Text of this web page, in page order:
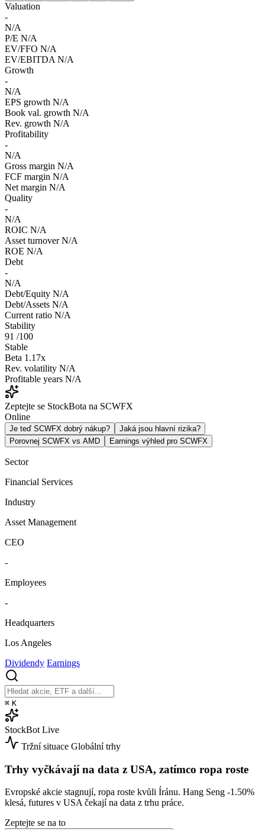
Valuation
-
N/A
P/E N/A
EV/FFO N/A
EV/EBITDA N/A
Growth
-
N/A
EPS growth N/A
Book val. growth N/A
Rev. growth N/A
Profitability
-
N/A
Gross margin N/A
FCF margin N/A
Net margin N/A
Quality
-
N/A
ROIC N/A
Asset turnover N/A
ROE N/A
Debt
-
N/A
Debt/Equity N/A
Debt/Assets N/A
Current ratio N/A
Stability
91 /100
Stable
Beta 1.17x
Rev. volatility N/A
Profitable years N/A
Zeptejte se StockBota na SCWFX
Online
Je teď SCWFX dobrý nákup?
Jaká jsou hlavní rizika?
Porovnej SCWFX vs AMD
Earnings výhled pro SCWFX
Sector
Financial Services
Industry
Asset Management
CEO
-
Employees
-
Headquarters
Los Angeles
Dividendy Earnings
⌘ K
StockBot Live
Tržní situace Globální trhy
Trhy vyčkávají na data z USA, zatímco ropa roste
Evropské akcie stagnují, ropa roste kvůli Íránu. Hang Seng -1.50%
klesá, futures v USA čekají na data z trhu práce.
Zeptejte se na to